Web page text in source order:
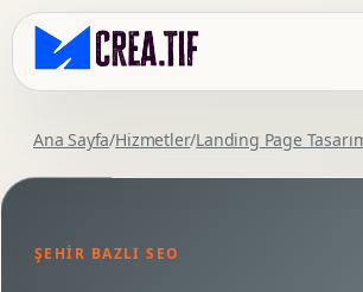
Ana Sayfa/Hizmetler/Landing Page
ŞEHIR BAZLI SEO